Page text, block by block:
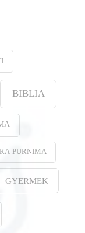
BIBLIA
PURṆIMĀ
GYERMEK